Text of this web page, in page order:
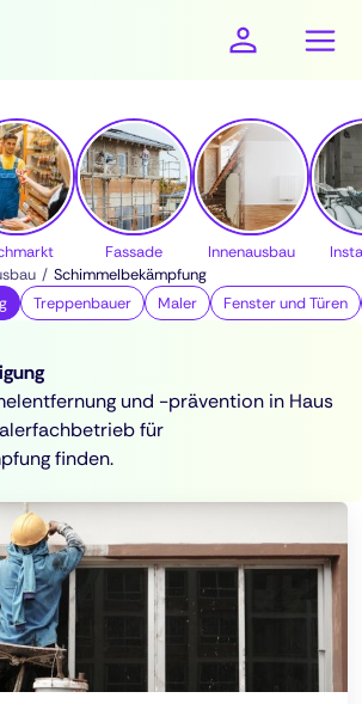
Fassade Innenausbau
Schimmelbekämpfung
Treppenbauer Maler Fenster und Türen
und -prävention in Haus
für
finden.